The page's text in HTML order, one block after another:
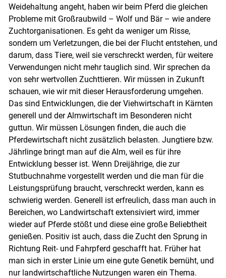
Weidehaltung angeht, haben wir beim Pferd die gleichen
Probleme mit Großraubwild – Wolf und Bär – wie andere
Zuchtorganisationen. Es geht da weniger um Risse,
sondern um Verletzungen, die bei der Flucht entstehen, und
darum, dass Tiere, weil sie verschreckt werden, für weitere
Verwendungen nicht mehr tauglich sind. Wir sprechen da
von sehr wertvollen Zuchttieren. Wir müssen in Zukunft
schauen, wie wir mit dieser Herausforderung umgehen.
Das sind Entwicklungen, die der Viehwirtschaft in Kärnten
generell und der Almwirtschaft im Besonderen nicht
guttun. Wir müssen Lösungen finden, die auch die
Pferdewirtschaft nicht zusätzlich belasten. Jungtiere bzw.
Jährlinge bringt man auf die Alm, weil es für ihre
Entwicklung besser ist. Wenn Dreijährige, die zur
Stutbuchnahme vorgestellt werden und die man für die
Leistungsprüfung braucht, verschreckt werden, kann es
schwierig werden. Generell ist erfreulich, dass man auch in
Bereichen, wo Landwirtschaft extensiviert wird, immer
wieder auf Pferde stößt und diese eine große Beliebtheit
genießen. Positiv ist auch, dass die Zucht den Sprung in
Richtung Reit- und Fahrpferd geschafft hat. Früher hat
man sich in erster Linie um eine gute Genetik bemüht, und
nur landwirtschaftliche Nutzungen waren ein Thema.